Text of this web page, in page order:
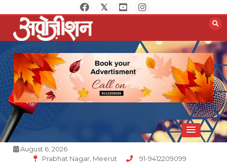
to
content
Opposition Digital
August 6, 2026
Prabhat Nagar, Meerut
91-9412209099